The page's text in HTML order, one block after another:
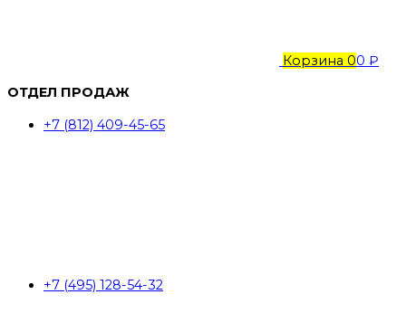
Корзина 00 ₽
ОТДЕЛ ПРОДАЖ
+7 (812) 409-45-65
+7 (495) 128-54-32